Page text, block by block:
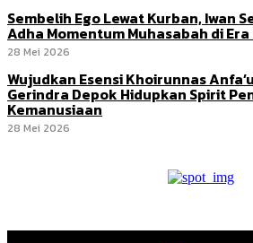
Sembelih Ego Lewat Kurban, Iwan
Adha Momentum Muhasabah di
28 Mei 2026
Wujudkan Esensi Khoirunnas
Gerindra Depok Hidupkan Spirit
Kemanusiaan
28 Mei 2026